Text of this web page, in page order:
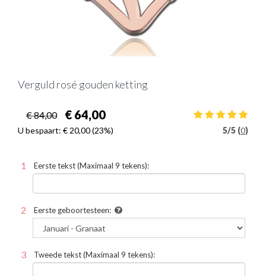
Verguld rosé gouden ketting
€ 84,00 € 64,00
U bespaart: € 20,00(23%) 5/5 (0)
Eerste tekst (Maximaal 9 tekens):
Eerste geboortesteen:
Tweede tekst (Maximaal 9 tekens):